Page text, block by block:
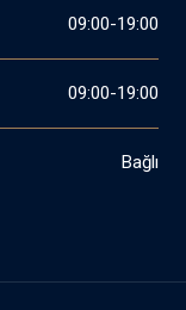
09:00-19:00
09:00-19:00
Bağlı